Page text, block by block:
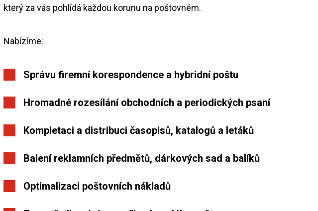
který za vás pohlídá každou korunu na poštovném.
Nabízíme:
Správu firemní korespondence a hybridní poštu
Hromadné rozesílání obchodních a periodických psaní
Kompletaci a distribuci časopisů, katalogů a letáků
Balení reklamních předmětů, dárkových sad a balíků
Optimalizaci poštovních nákladů